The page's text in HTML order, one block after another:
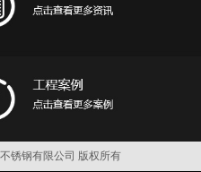
锈钢有限公司 版权所有